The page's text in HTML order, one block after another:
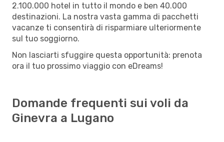
2.100.000 hotel in tutto il mondo e ben 40.000
destinazioni. La nostra vasta gamma di pacchetti
vacanze ti consentirà di risparmiare ulteriormente
sul tuo soggiorno.
Non lasciarti sfuggire questa opportunità: prenota
ora il tuo prossimo viaggio con eDreams!
Domande frequenti sui voli da
Ginevra a Lugano